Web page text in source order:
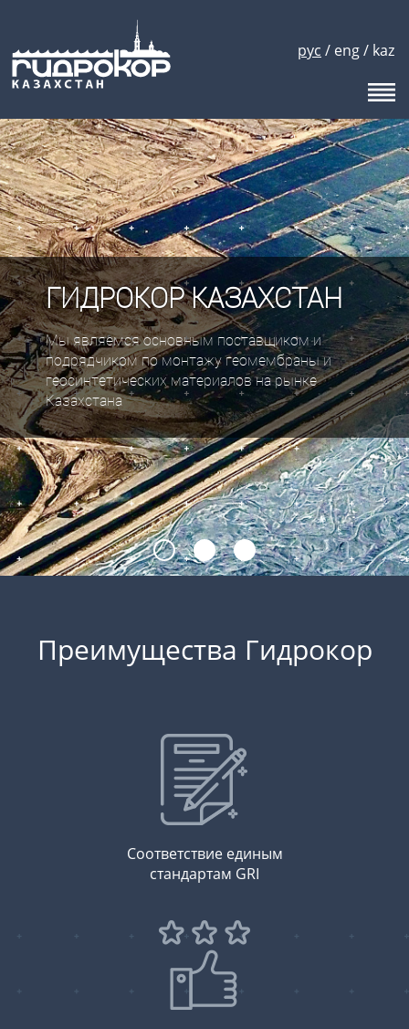
рус / eng/ kaz
ГИДРОКОР КАЗАХСТАН
Мы являемся основным поставщиком и
подрядчиком по монтажу геомембраны и
геосинтетических материалов на рынке
Казахстана
Преимущества Гидрокор
Соответствие единым
стандартам GRI